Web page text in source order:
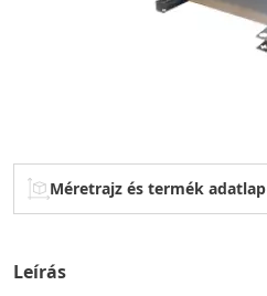
Méretrajz és termék adatlap
Leírás